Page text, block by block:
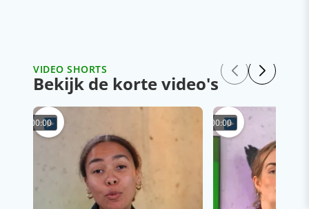
VIDEO SHORTS
Bekijk de korte video's
00:00 00:00